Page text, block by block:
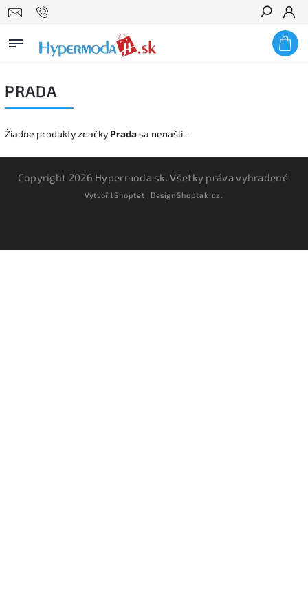
Hľadať
PRADA
Žiadne produkty značky Pradasa nenašli...
Copyright 2026 Hypermoda.sk. Všetky práva vyhradené.
VytvořilShoptet | DesignShoptak.cz.